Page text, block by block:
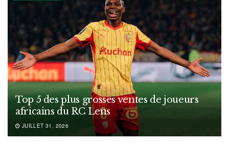
Top 5 des plus grosses ventes de joueurs
africains du RC Lens
JUILLET 31, 2026